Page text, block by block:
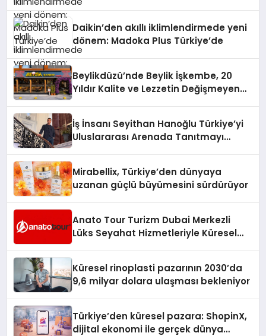
Daikin’den akıllı iklimlendirmede yeni
dönem: Madoka Plus Türkiye’de
Beylikdüzü’nde Beylik İşkembe, 20
Yıldır Kalite ve Lezzetin Değişmeyen
İş İnsanı Seyithan Hanoğlu Türkiye’yi
Uluslararası Arenada Tanıtmayı
Mirabellix, Türkiye’den dünyaya
uzanan güçlü büyümesini sürdürüyor
Anato Tour Turizm Dubai Merkezli
Lüks Seyahat Hizmetleriyle Küresel
Küresel rinoplasti pazarının 2030’da
9,6 milyar dolara ulaşması bekleniyor
Türkiye’den küresel pazara: ShopinX,
dijital ekonomi ile gerçek dünya